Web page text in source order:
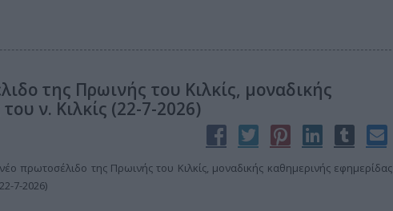
της Πρωινής του Κιλκίς, μοναδικής
ν. Κιλκίς (22-7-2026)
πρωτοσέλιδο της Πρωινής του Κιλκίς, μοναδικής καθημερινής εφημερίδας
7-2026)